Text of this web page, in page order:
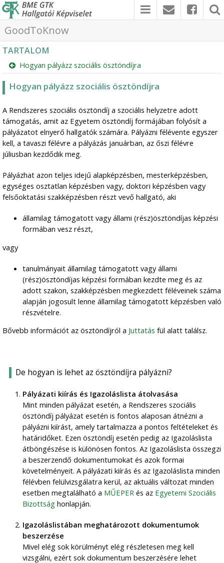
GoodToKnow
TARTALOM
Hogyan pályázz szociális ösztöndíjra
Hogyan pályázz szociális ösztöndíjra
A Rendszeres szociális ösztöndíj a szociális helyzetre adott
támogatás, amit az Egyetem ösztöndíj formájában folyósít a
pályázatot elnyerő hallgatók számára. Pályázni félévente egyszer
kell, a tavaszi félévre a pályázás januárban, az őszi félévre
júliusban kezdődik meg.
Pályázhat azon teljes idejű alapképzésben, mesterképzésben,
egységes osztatlan képzésben vagy, doktori képzésben vagy
felsőoktatási szakképzésben részt vevő hallgató, aki
államilag támogatott vagy állami (rész)ösztöndíjas képzési
formában vesz részt,
vagy
tanulmányait államilag támogatott vagy állami
(rész)ösztöndíjas képzési formában kezdte meg és az
adott szakon, szakképzésben megkezdett féléveinek száma
alapján jogosult lenne államilag támogatott képzésben való
részvételre.
Bővebb információt az ösztöndíjról a Juttatás fül alatt találsz.
De hogyan is lehet az ösztöndíjra pályázni?
Pályázati kiírás és Igazoláslista átolvasása
Mint minden pályázat esetén, a Rendszeres szociális
ösztöndíj pályázat esetén is fontos alaposan átnézni a
pályázni kiírást, amely tartalmazza a pontos feltételeket és
határidőket. Ezen ösztöndíj esetén pedig az Igazoláslista
átböngészése is különösen fontos. Az Igazoláslista összegzi
a beszerzendő dokumentumokat és azok formai
követelményeit. A pályázati kiírás és az Igazoláslista minden
félévben felülvizsgálatra kerül, az aktuális változat minden
esetben megtalálható a MŰEPER és az Egyetemi Szociális
Bizottság honlapján.
Igazoláslistában meghatározott dokumentumok
beszerzése
Mivel elég sok körülményt elég részletesen meg kell
vizsgálni, ezért sok dokumentum beszerzésére lehet